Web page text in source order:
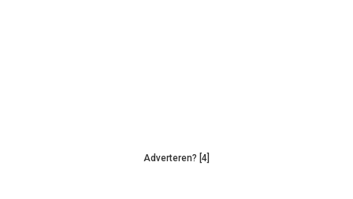
Adverteren? [4]